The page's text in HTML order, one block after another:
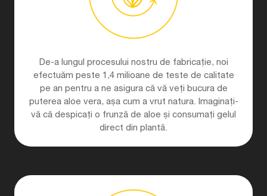
De-a lungul procesului nostru de fabricație, noi
efectuăm peste 1,4 milioane de teste de calitate
pe an pentru a ne asigura că vă veți bucura de
puterea aloe vera, așa cum a vrut natura. Imaginați-
vă că despicați o frunză de aloe și consumați gelul
direct din plantă.